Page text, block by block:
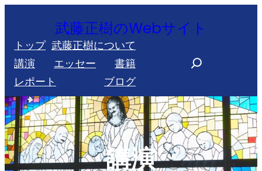
を
ス
キ
ッ
プ
武藤正樹のWebサイト
トップ 武藤正樹について
講演
エッセー
書籍
レポート
ブログ
r
c
h
講演